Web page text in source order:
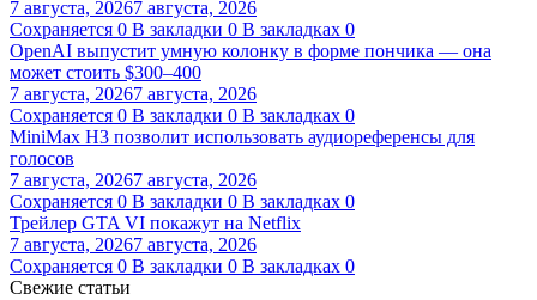
7 августа, 20267 августа, 2026
Сохраняется 0 В закладки 0 В закладках 0
OpenAI выпустит умную колонку в форме пончика — она
может стоить $300–400
7 августа, 20267 августа, 2026
Сохраняется 0 В закладки 0 В закладках 0
MiniMax H3 позволит использовать аудиореференсы для
голосов
7 августа, 20267 августа, 2026
Сохраняется 0 В закладки 0 В закладках 0
Трейлер GTA VI покажут на Netflix
7 августа, 20267 августа, 2026
Сохраняется 0 В закладки 0 В закладках 0
Свежие статьи